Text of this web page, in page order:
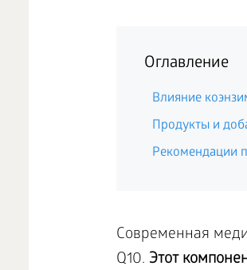
Оглавление
Влияние
Продукты и
Рекомендации
Современная
Q10. Этот